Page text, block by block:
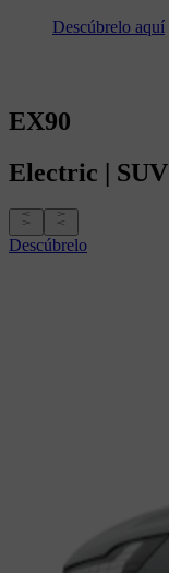
Descúbrelo aquí
EX90
Electric | SUV
Descúbrelo